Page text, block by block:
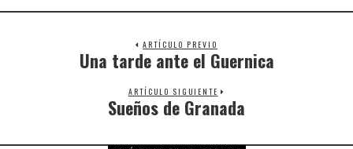
ARTÍCULO PREVIO
Previous
Una tarde ante el Guernica
ARTÍCULO SIGUIENTE
Next
Sueños de Granada